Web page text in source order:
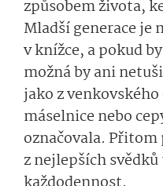
způsobem života,
Mladší generace je
v knížce, a pokud
možná by ani
jako z
máselnice nebo
označovala.
z nejlepších